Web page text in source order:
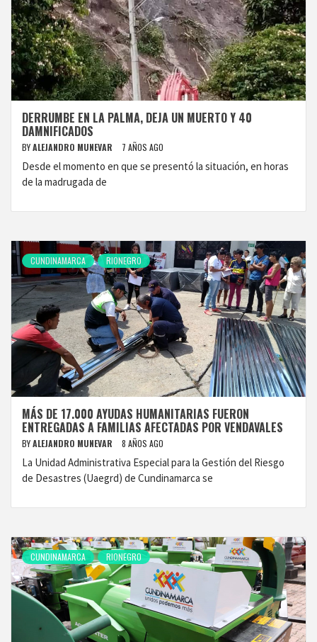
DERRUMBE EN LA PALMA, DEJA UN MUERTO Y 40
DAMNIFICADOS
BYALEJANDRO MUNEVAR 7 AÑOS AGO
Desde el momento en que se presentó la situación, en horas
de la madrugada de
CUNDINAMARCA RIONEGRO
MÁS DE 17.000 AYUDAS HUMANITARIAS FUERON
ENTREGADAS A FAMILIAS AFECTADAS POR VENDAVALES
BYALEJANDRO MUNEVAR 8 AÑOS AGO
La Unidad Administrativa Especial para la Gestión del Riesgo
de Desastres (Uaegrd) de Cundinamarca se
CUNDINAMARCA RIONEGRO